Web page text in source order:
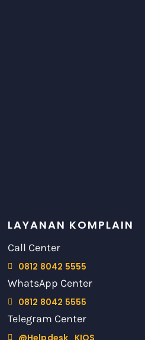
LAYANAN KOMPLAIN
Call Center
0812 8042 5555
WhatsApp Center
0812 8042 5555
Telegram Center
@Helpdesk_KIOS